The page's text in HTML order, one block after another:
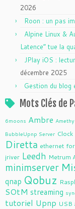
2026
Roon : un pas
Alpine Linux &
Latence” tue la
JPlay iOS :
décembre 2025
Gestion du blog
Mots Clés de
6moons Ambre
BubbleUpnp Server Clock
Diretta ethernet
jriver Leedh Metrum
minimserver
qnap Qobuz
SOtM streaming
tutoriel Upnp USB